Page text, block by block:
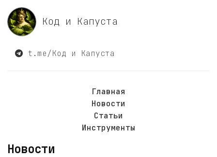
Код и Капуста
t.me/Код и Капуста
Главная
Новости
Статьи
Инструменты
Новости